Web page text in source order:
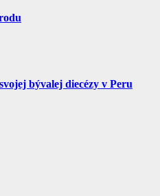
bývalej diecézy v Peru